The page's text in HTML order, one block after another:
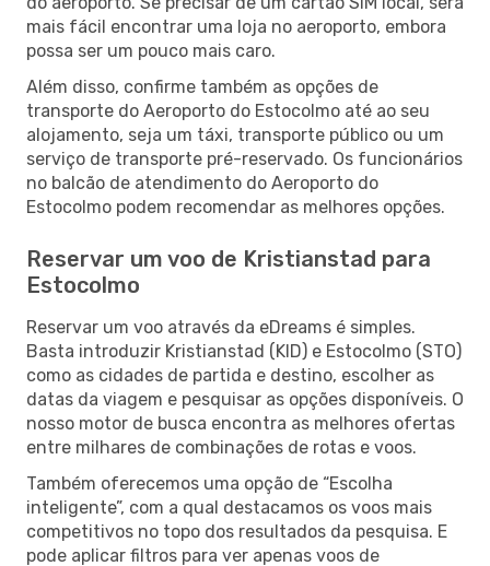
mais fácil encontrar uma loja no aeroporto, embora
possa ser um pouco mais caro.
Além disso, confirme também as opções de
transporte do Aeroporto do Estocolmo até ao seu
alojamento, seja um táxi, transporte público ou um
serviço de transporte pré-reservado. Os funcionários
no balcão de atendimento do Aeroporto do
Estocolmo podem recomendar as melhores opções.
Reservar um voo de Kristianstad para
Estocolmo
Reservar um voo através da eDreams é simples.
Basta introduzir Kristianstad (KID) e Estocolmo (STO)
como as cidades de partida e destino, escolher as
datas da viagem e pesquisar as opções disponíveis. O
nosso motor de busca encontra as melhores ofertas
entre milhares de combinações de rotas e voos.
Também oferecemos uma opção de “Escolha
inteligente”, com a qual destacamos os voos mais
competitivos no topo dos resultados da pesquisa. E
pode aplicar filtros para ver apenas voos de